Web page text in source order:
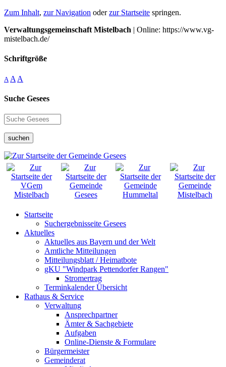
Zum Inhalt, zur Navigation oderzur Startseite springen.
Verwaltungsgemeinschaft Mistelbach | Online: https://www.vg-
mistelbach.de/
Schriftgröße
A A A
Suche Gesees
suchen
Startseite
Suchergebnisseite Gesees
Aktuelles
Aktuelles aus Bayern und der Welt
Amtliche Mitteilungen
Mitteilungsblatt / Heimatbote
gKU "Windpark Pettendorfer Rangen"
Stromertrag
Terminkalender Übersicht
Rathaus & Service
Verwaltung
Ansprechpartner
Ämter & Sachgebiete
Aufgaben
Online-Dienste & Formulare
Bürgermeister
Gemeinderat